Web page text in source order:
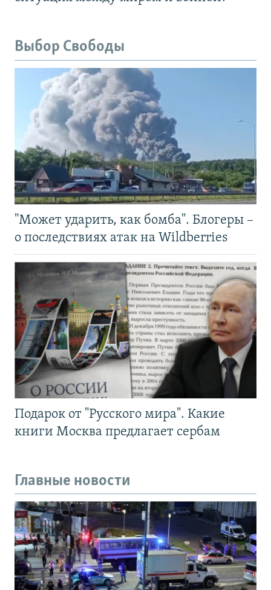
Выбор Свободы
"Может ударить, как бомба". Блогеры –
о последствиях атак на Wildberries
Подарок от "Русского мира". Какие
книги Москва предлагает сербам
Главные новости